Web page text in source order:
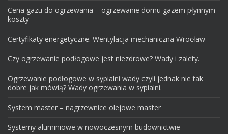
Cena gazu do ogrzewania – ogrzewanie domu gazem płynnym
koszty
Certyfikaty energetyczne. Wentylacja mechaniczna Wrocław
Czy ogrzewanie podłogowe jest niezdrowe? Wady i zalety.
Ogrzewanie podłogowe w sypialni wady czyli jednak nie tak
dobre jak mówią? Wady ogrzewania w sypialni.
System master – nagrzewnice olejowe master
Systemy aluminiowe w nowoczesnym budownictwie